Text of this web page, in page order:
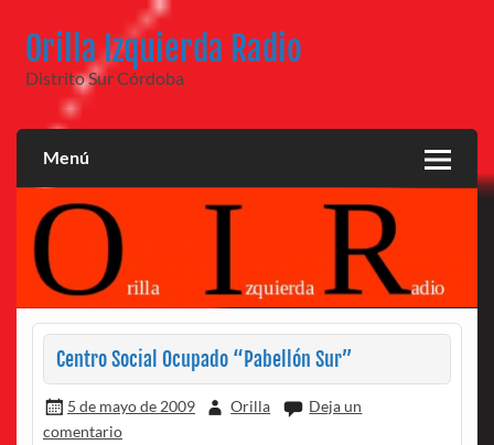
contenido
Orilla Izquierda Radio
Distrito Sur Córdoba
Menú
Centro Social Ocupado “Pabellón Sur”
5 de mayo de 2009 Orilla
Deja un
comentario